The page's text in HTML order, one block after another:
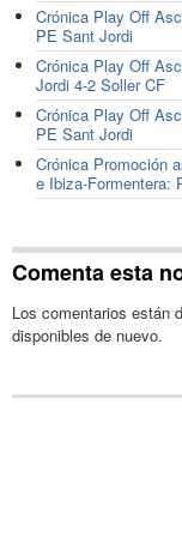
Crónica Play Off
PE Sant Jordi
Crónica Play Off
Jordi 4-2 Soller CF
Crónica Play Off
PE Sant Jordi
Crónica Promoción
e Ibiza-Formentera:
Comenta esta
Los comentarios están
disponibles de nuevo.